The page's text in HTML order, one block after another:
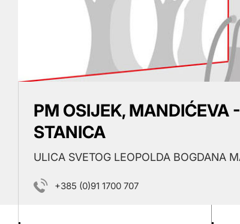
PM OSIJEK, MANDIĆEVA
STANICA
ULICA SVETOG LEOPOLDA BOGDANA
+385 (0)91 1700 707